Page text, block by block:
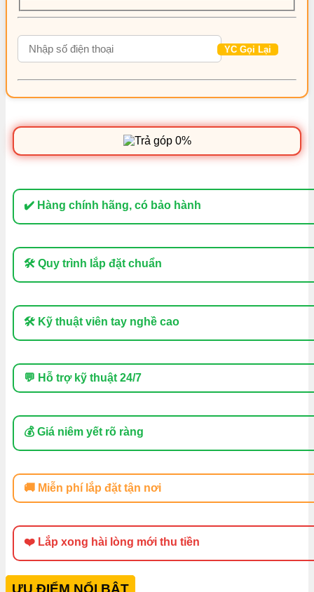
ô
tô
quận
Công
Chuyên
số
✔️ Hàng chính hãng, có bảo hành
🛠 Quy trình lắp đặt chuẩn
🛠 Kỹ thuật viên tay nghề cao
💬 Hỗ trợ kỹ thuật 24/7
💰 Giá niêm yết rõ ràng
🚚 Miễn phí lắp đặt tận nơi
❤️ Lắp xong hài lòng mới thu tiền
ƯU ĐIỂM NỔI BẬT